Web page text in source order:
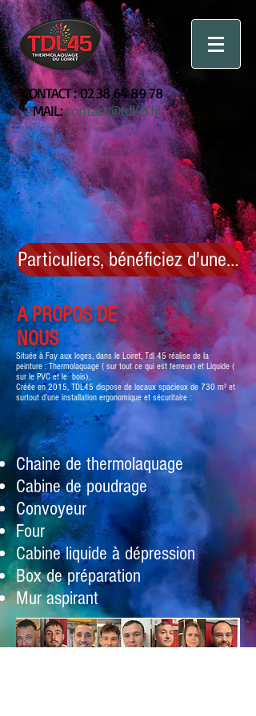
CONTACT :02 38 64 89 78
MAIL:contact@tdl45.fr
A PROPOS DE
NOUS
Située à Fay aux loges, dans le Loiret, Tdl 45 réalise de la
peinture : Thermolaquage ( sur tout ce qui est ferreux) et Liquide (
sur le PVC et le bois).
Créée en 2015, TDL45 dispose de locaux spacieux de 730 m² et
surtout d’une installation ergonomique et sécuritaire :
Chaine de thermolaquage
Cabine de poudrage
Convoyeur
Four
Cabine liquide à dépression
Box de préparation
Mur aspirant